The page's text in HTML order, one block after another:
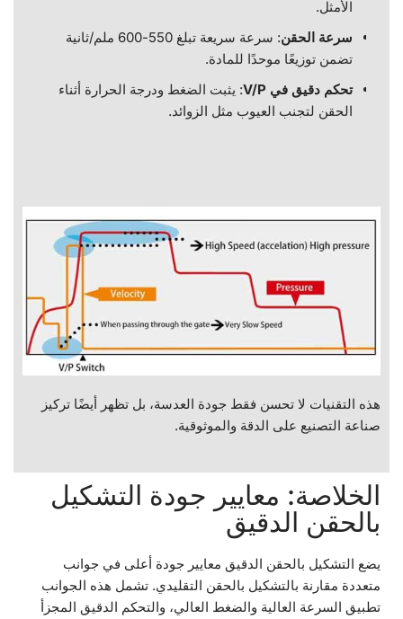
الأمثل.
سرعة الحقن
: سرعة سريعة تبلغ 550-600 ملم/ثانية
تضمن توزيعًا موحدًا للمادة.
تحكم دقيق في V/P
: يثبت الضغط ودرجة الحرارة أثناء
الحقن لتجنب العيوب مثل الزوائد.
هذه التقنيات لا تحسن فقط جودة العدسة، بل تظهر أيضًا تركيز
صناعة التصنيع على الدقة والموثوقية.
الخلاصة: معايير جودة التشكيل
بالحقن الدقيق
يضع التشكيل بالحقن الدقيق معايير جودة أعلى في جوانب
متعددة مقارنة بالتشكيل بالحقن التقليدي. تشمل هذه الجوانب
تطبيق السرعة العالية والضغط العالي، والتحكم الدقيق المجزأ